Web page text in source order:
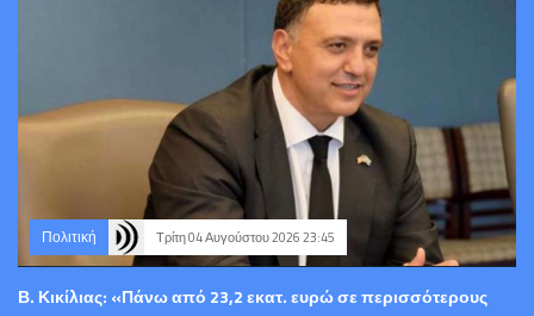
Πολιτική Τρίτη 04 Αυγούστου 2026 23:45
Β. Κικίλιας: «Πάνω από 23,2 εκατ. ευρώ σε περισσότερους